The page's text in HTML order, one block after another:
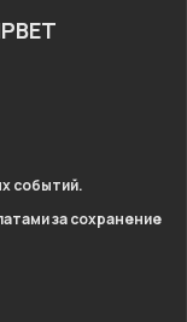
событий.
за сохранение